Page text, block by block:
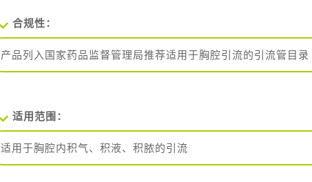
合规性：
产品列入国家药品监督管理局推荐适用于胸腔引流的引流管目录
适用范围 ：
适用于胸腔内积气、积液、积脓的引流